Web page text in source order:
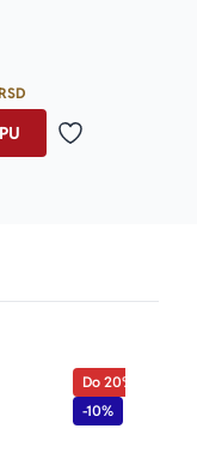
Dodaj u
Do 20%
-10%